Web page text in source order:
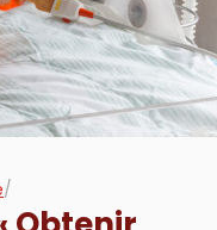
/